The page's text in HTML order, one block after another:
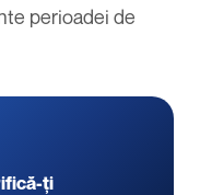
perioadei de
ți